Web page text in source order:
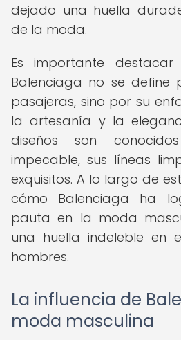
dejado una huella
de la moda.
Es importante
Balenciaga no se define
pasajeras, sino por su
la artesanía y la
diseños son
impecable, sus líneas
exquisitos. A lo largo de
cómo Balenciaga ha
pauta en la moda
una huella indeleble en
hombres.
La influencia de
moda masculina